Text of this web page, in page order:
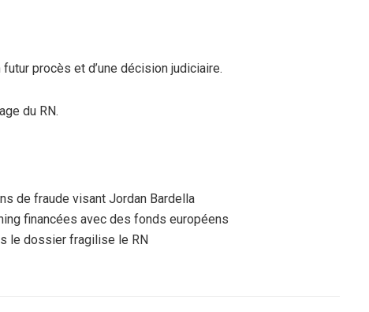
procès et d’une décision judiciaire.
du RN.
de fraude visant Jordan Bardella
financées avec des fonds européens
le dossier fragilise le RN